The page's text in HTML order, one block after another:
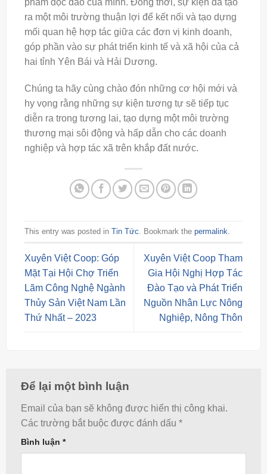
ra một môi trường thuận lợi để kết nối và tạo dựng
mối quan hệ hợp tác giữa các đơn vị kinh doanh,
góp phần vào sự phát triển kinh tế và xã hội của cả
hai tỉnh Yên Bái và Hải Dương.
Chúng ta hãy cùng chào đón những cơ hội mới và
hy vọng rằng những sự kiện tương tự sẽ tiếp tục
diễn ra trong tương lai, tạo dựng một môi trường
thương mại sôi động và hấp dẫn cho các doanh
nghiệp và hợp tác xã trên khắp đất nước.
This entry was posted in Tin Tức . Bookmark the permalink
Xuyên Việt Coop: Góp
Mặt Tại Hội Chợ Triển
Lãm Công Nghệ Ngành
Thủy Sản Việt Nam Lần
Thứ Nhất – 2023
Xuyên Việt Coop Tham
Gia Hội Nghị Hợp Tác
Đào Tạo và Phát Triển
Nguồn Nhân Lực Nông
Nghiệp, Nông Thôn
Để lại một bình luận
Email của bạn sẽ không được hiển thị công khai.
Các trường bắt buộc được đánh dấu *
Bình luận *